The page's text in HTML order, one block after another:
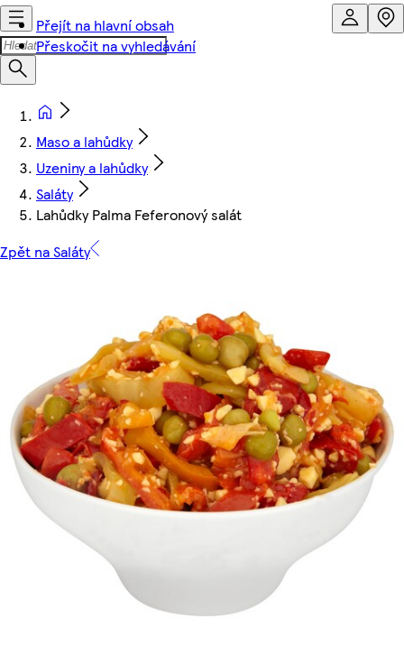
Přejít na hlavní obsah
Přeskočit na vyhledávání
Maso a lahůdky
Uzeniny a lahůdky
Saláty
Lahůdky Palma Feferonový salát
Zpět na Saláty